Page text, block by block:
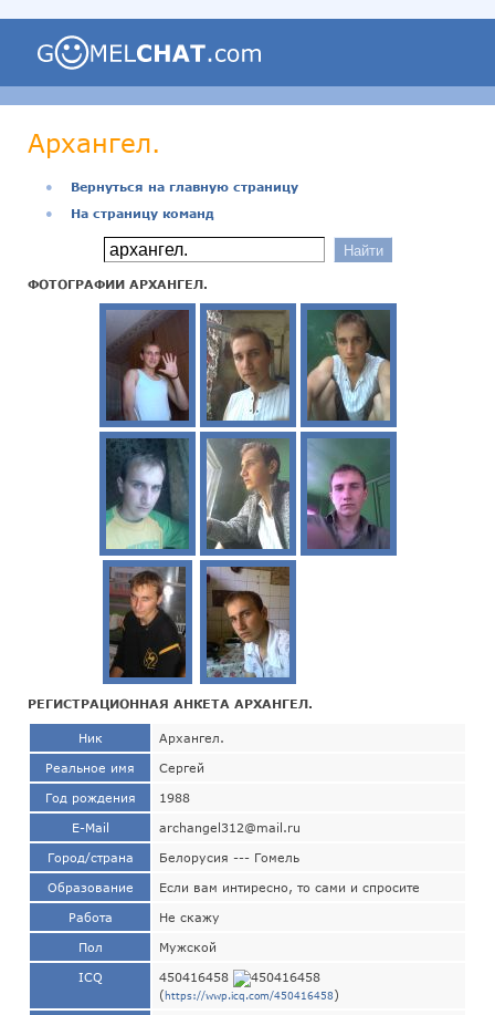
Архангел.
●
Вернуться на главную страницу
●
На страницу команд
ФОТОГРАФИИ АРХАНГЕЛ.
РЕГИСТРАЦИОННАЯ АНКЕТА АРХАНГЕЛ.
Ник Архангел.
Реальное имя Сергей
Год рождения 1988
E-Mail archangel312@mail.ru
Город/страна Белорусия --- Гомель
Образование Если вам интиресно, то сами и спросите
Работа Не скажу
Пол Мужской
ICQ
450416458
(https://wwp.icq.com/450416458)